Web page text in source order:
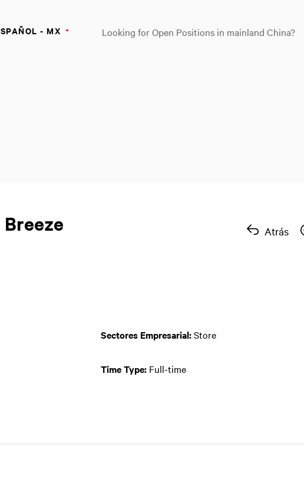
- MX Looking for Open Positions in mainland China?
Atrás
Sectores Empresarial:Store
Time Type: Full-time